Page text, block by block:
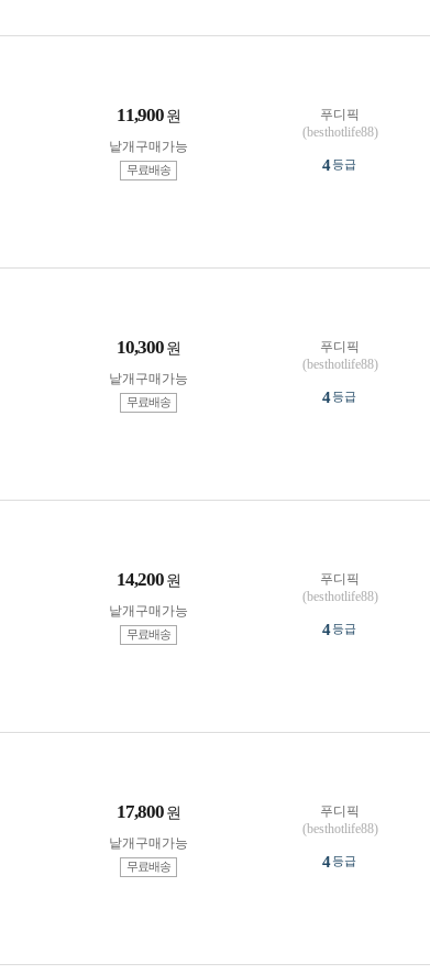
11,900 원
낱개구매가능
무료배송
푸디픽
(besthotlife88)
4등급
10,300 원
낱개구매가능
무료배송
푸디픽
(besthotlife88)
4등급
14,200 원
낱개구매가능
무료배송
푸디픽
(besthotlife88)
4등급
17,800 원
낱개구매가능
무료배송
푸디픽
(besthotlife88)
4등급